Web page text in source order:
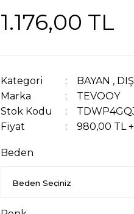
1.176,00 TL
Kategori BAYAN ,
Marka
TEVOOY
Stok Kodu
Fiyat
980,00 TL
Beden